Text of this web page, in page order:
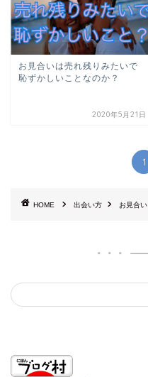
お見合いは売れ残りみたいで
恥ずかしいことなのか？
2020年5月21日
1
HOME 出会い方 お見合い